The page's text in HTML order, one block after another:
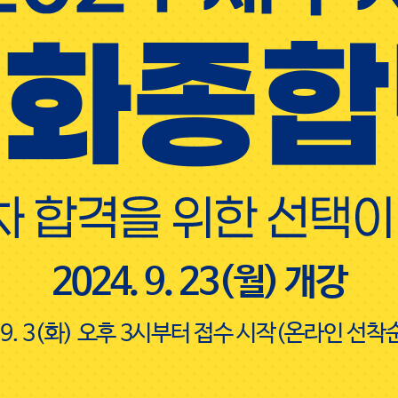
2024. 9. 23(월) 개강
3(화) 오후 3시부터 접수 시작(온라인 선착